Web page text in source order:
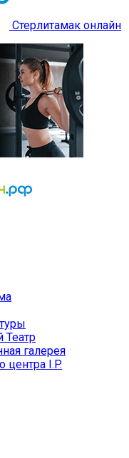
Стерлитамак онлайн
Театр
галерея
центра I.P.